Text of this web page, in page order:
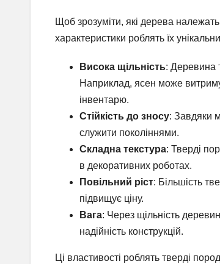
Щоб зрозуміти, які дерева
характеристики роблять їх
Висока щільність: Деревина
Наприклад, ясен може
інвентарю.
Стійкість до зносу: Завдяки
служити поколіннями.
Складна текстура: Тверді
в декоративних роботах.
Повільний ріст: Більшість
підвищує ціну.
Вага: Через щільність
надійність конструкцій.
Ці властивості роблять тверді